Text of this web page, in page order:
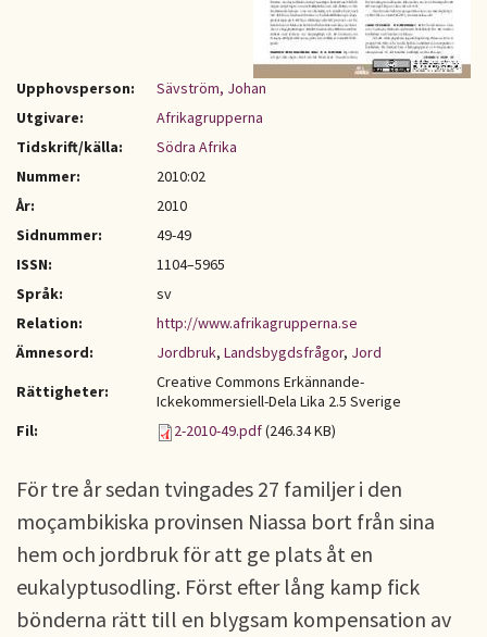
Upphovsperson:
Sävström, Johan
Utgivare:
Afrikagrupperna
Tidskrift/källa:
Södra Afrika
Nummer:
2010:02
År:
2010
Sidnummer:
49-49
ISSN:
1104–5965
Språk:
sv
Relation:
http://www.afrikagrupperna.se
Ämnesord:
Jordbruk, Landsbygdsfrågor, Jord
Rättigheter:
Creative Commons Erkännande-
Ickekommersiell-Dela Lika 2.5 Sverige
Fil:
2-2010-49.pdf(246.34 KB)
För tre år sedan tvingades 27 familjer i den
moçambikiska provinsen Niassa bort från sina
hem och jordbruk för att ge plats åt en
eukalyptusodling. Först efter lång kamp fick
bönderna rätt till en blygsam kompensation av